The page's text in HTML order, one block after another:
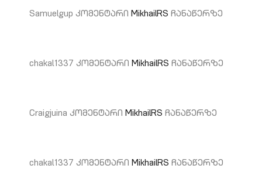
Samuelgup კომენტარი MikhailRS ჩანაწერზე
chakal1337 კომენტარი MikhailRS ჩანაწერზე
Craigjuina კომენტარი MikhailRS ჩანაწერზე
chakal1337 კომენტარი MikhailRS ჩანაწერზე